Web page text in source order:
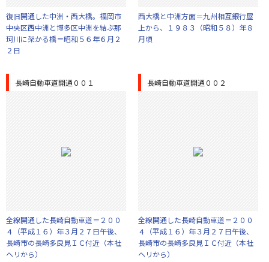
復旧開通した中洲・西大橋。福岡市
中央区西中洲と博多区中洲を結ぶ那
珂川に架かる橋＝昭和５６年６月２
２日
西大橋と中洲方面＝九州相互銀行屋
上から、１９８３（昭和５８）年８
月頃
長崎自動車道開通００１
全線開通した長崎自動車道＝２００
４（平成１６）年３月２７日午後、
長崎市の長崎多良見ＩＣ付近（本社
ヘリから）
長崎自動車道開通００２
全線開通した長崎自動車道＝２００
４（平成１６）年３月２７日午後、
長崎市の長崎多良見ＩＣ付近（本社
ヘリから）